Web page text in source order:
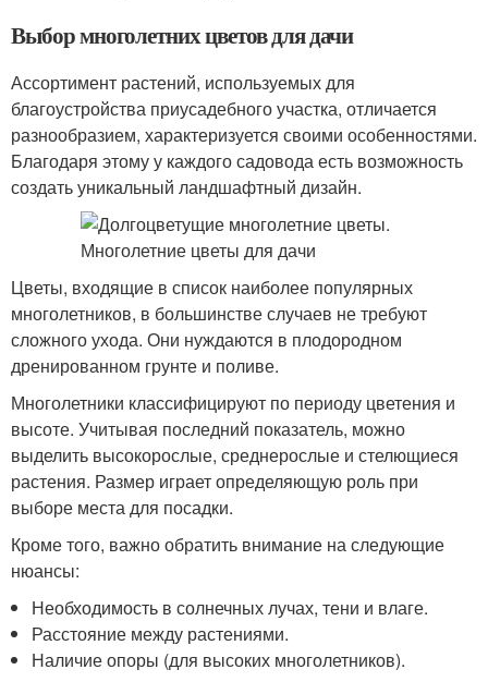
Выбор многолетних цветов для дачи
Ассортимент растений, используемых для
благоустройства приусадебного участка, отличается
разнообразием, характеризуется своими особенностями.
Благодаря этому у каждого садовода есть возможность
создать уникальный ландшафтный дизайн.
Цветы, входящие в список наиболее популярных
многолетников, в большинстве случаев не требуют
сложного ухода. Они нуждаются в плодородном
дренированном грунте и поливе.
Многолетники классифицируют по периоду цветения и
высоте. Учитывая последний показатель, можно
выделить высокорослые, среднерослые и стелющиеся
растения. Размер играет определяющую роль при
выборе места для посадки.
Кроме того, важно обратить внимание на следующие
нюансы:
Необходимость в солнечных лучах, тени и влаге.
Расстояние между растениями.
Наличие опоры (для высоких многолетников).